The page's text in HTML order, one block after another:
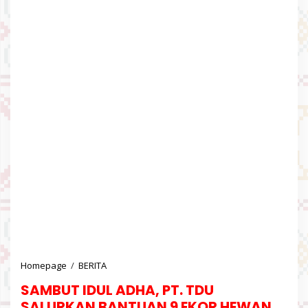
Homepage / BERITA
M
B
SAMBUT IDUL ADHA, PT. TDU